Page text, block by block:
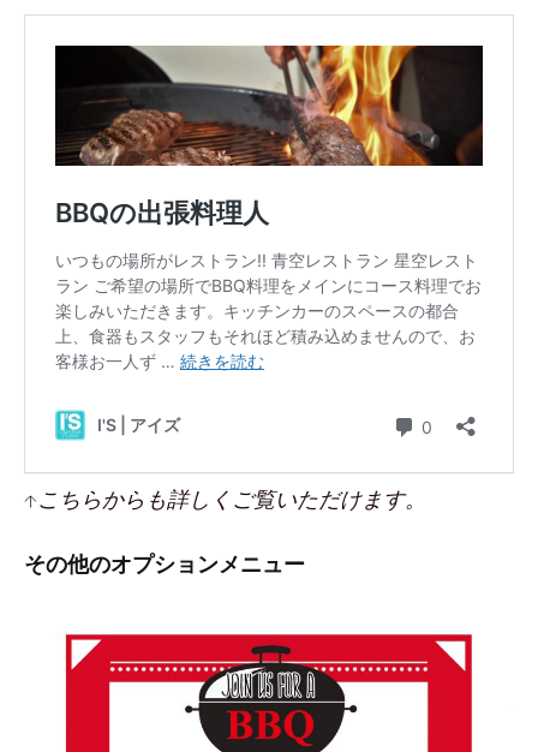
↑こちらからも詳しくご覧いただけます。
その他のオプションメニュー